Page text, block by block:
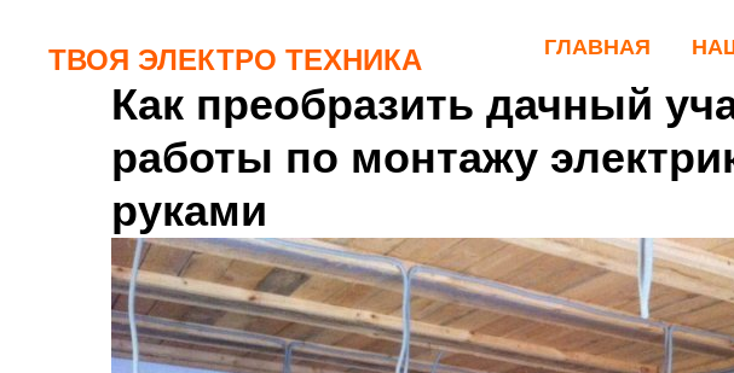
ТВОЯ ЭЛЕКТРО ТЕХНИКА ГЛАВНАЯ
Как преобразить дачный
работы по монтажу
руками